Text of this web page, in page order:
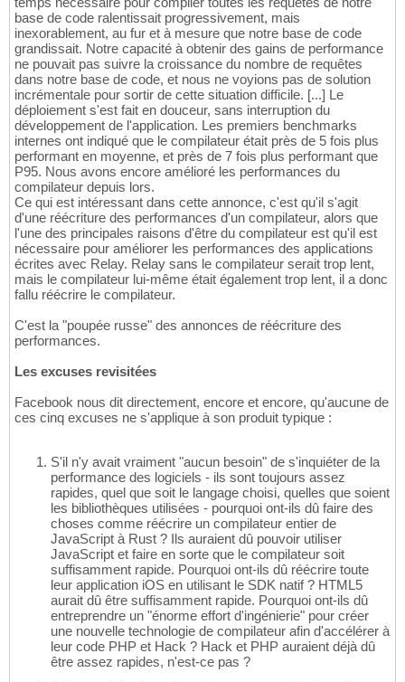
base de code ralentissait progressivement, mais
inexorablement, au fur et à mesure que notre base de code
grandissait. Notre capacité à obtenir des gains de performance
ne pouvait pas suivre la croissance du nombre de requêtes
dans notre base de code, et nous ne voyions pas de solution
incrémentale pour sortir de cette situation difficile. [...] Le
déploiement s'est fait en douceur, sans interruption du
développement de l'application. Les premiers benchmarks
internes ont indiqué que le compilateur était près de 5 fois plus
performant en moyenne, et près de 7 fois plus performant que
P95. Nous avons encore amélioré les performances du
compilateur depuis lors.
Ce qui est intéressant dans cette annonce, c'est qu'il s'agit
d'une réécriture des performances d'un compilateur, alors que
l'une des principales raisons d'être du compilateur est qu'il est
nécessaire pour améliorer les performances des applications
écrites avec Relay. Relay sans le compilateur serait trop lent,
mais le compilateur lui-même était également trop lent, il a donc
fallu réécrire le compilateur.
C'est la "poupée russe" des annonces de réécriture des
performances.
Les excuses revisitées
Facebook nous dit directement, encore et encore, qu'aucune de
ces cinq excuses ne s'applique à son produit typique :
S'il n'y avait vraiment "aucun besoin" de s'inquiéter de la
performance des logiciels - ils sont toujours assez
rapides, quel que soit le langage choisi, quelles que soient
les bibliothèques utilisées - pourquoi ont-ils dû faire des
choses comme réécrire un compilateur entier de
JavaScript à Rust ? Ils auraient dû pouvoir utiliser
JavaScript et faire en sorte que le compilateur soit
suffisamment rapide. Pourquoi ont-ils dû réécrire toute
leur application iOS en utilisant le SDK natif ? HTML5
aurait dû être suffisamment rapide. Pourquoi ont-ils dû
entreprendre un "énorme effort d'ingénierie" pour créer
une nouvelle technologie de compilateur afin d'accélérer à
leur code PHP et Hack ? Hack et PHP auraient déjà dû
être assez rapides, n'est-ce pas ?